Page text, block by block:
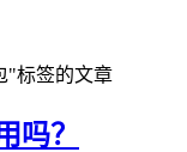
"标签的文章
吗？